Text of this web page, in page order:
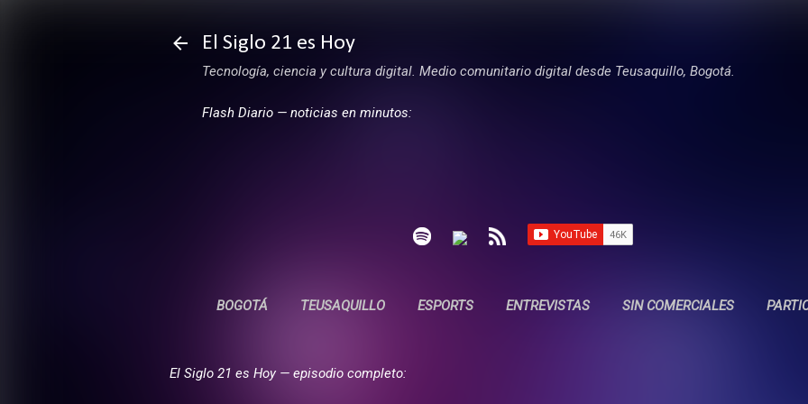
El Siglo 21 es Hoy
Tecnología, ciencia y cultura digital. Medio comunitario digital desde Teusaquillo, Bogotá.
Flash Diario — noticias en minutos:
BOGOTÁ TEUSAQUILLO ESPORTS ENTREVISTAS SIN COMERCIALES
El Siglo 21 es Hoy — episodio completo: